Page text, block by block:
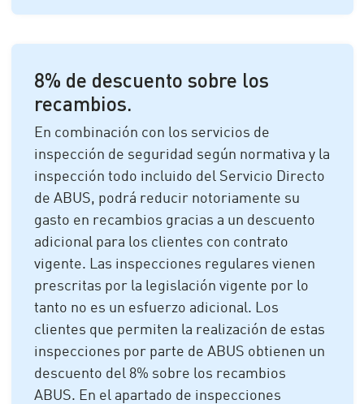
8% de descuento sobre los
recambios.
En combinación con los servicios de
inspección de seguridad según normativa y la
inspección todo incluido del Servicio Directo
de ABUS, podrá reducir notoriamente su
gasto en recambios gracias a un descuento
adicional para los clientes con contrato
vigente. Las inspecciones regulares vienen
prescritas por la legislación vigente por lo
tanto no es un esfuerzo adicional. Los
clientes que permiten la realización de estas
inspecciones por parte de ABUS obtienen un
descuento del 8% sobre los recambios
ABUS. En el apartado de inspecciones